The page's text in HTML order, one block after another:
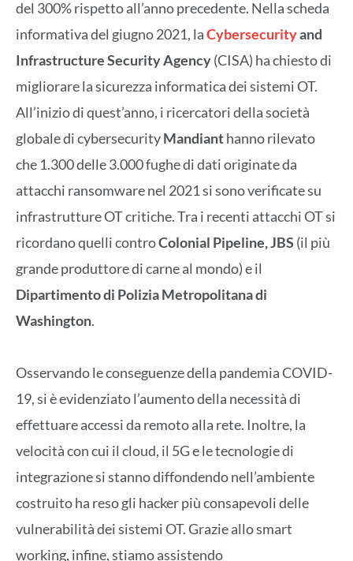
del 300% rispetto all’anno precedente. Nella scheda
informativa del giugno 2021, laCybersecurityand
Infrastructure Security Agency(CISA) ha chiesto di
migliorare la sicurezza informatica dei sistemi OT.
All’inizio di quest’anno, i ricercatori della società
globale di cybersecurityMandianthanno rilevato
che 1.300 delle 3.000 fughe di dati originate da
attacchi ransomware nel 2021 si sono verificate su
infrastrutture OT critiche. Tra i recenti attacchi OT si
ricordano quelli controColonial Pipeline, JBS (il più
grande produttore di carne al mondo) e il
Dipartimento di Polizia Metropolitana di
Washington.
Osservando le conseguenze della pandemia COVID-
19, si è evidenziato l’aumento della necessità di
effettuare accessi da remoto alla rete. Inoltre, la
velocità con cui il cloud, il 5G e le tecnologie di
integrazione si stanno diffondendo nell’ambiente
costruito ha reso gli hacker più consapevoli delle
vulnerabilità dei sistemi OT. Grazie allo smart
working, infine, stiamo assistendo